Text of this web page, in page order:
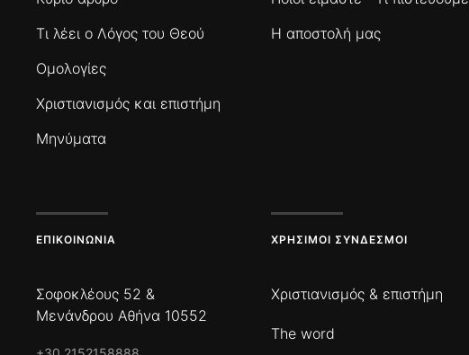
Τι λέει ο Λόγος του Θεού
Ομολογίες
Χριστιανισμός και επιστήμη
Μηνύματα
Η αποστολή μας
ΕΠΙΚΟΙΝΩΝΊΑ
Σοφοκλέους 52 &
Μενάνδρου Αθήνα 10552
ΧΡΉΣΙΜΟΙ ΣΎΝΔΕΣΜΟΙ
Χριστιανισμός & επιστήμη
The word